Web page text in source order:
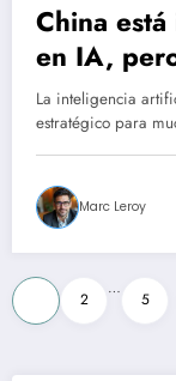
China
en IA,
de una
La inteligencia
estratégico para
Marc Leroy
Posts
pagination
2
…
5